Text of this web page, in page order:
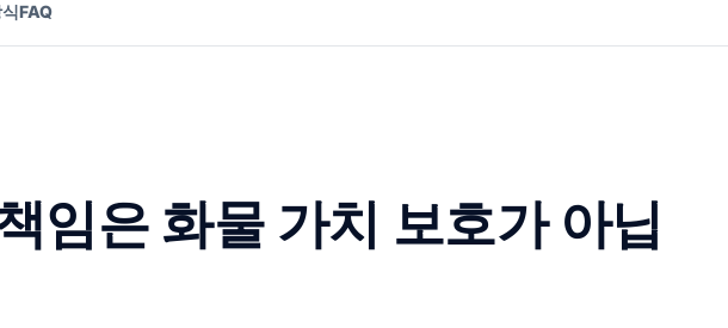
FAQ
임은 화물 가치 보호가 아닙